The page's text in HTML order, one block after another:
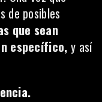
de posibles
que sean
específico, y así